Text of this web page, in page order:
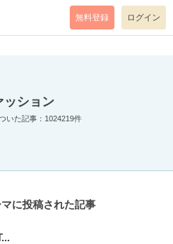
code=0 mode=return level=notice
無料登録 ログイン
ッション
いた記事：1024219件
に投稿された記事